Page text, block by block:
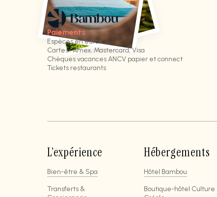
Paiements
Espèces en euros
Cartes : Amex, Mastercard, Visa
Chèques vacances ANCV papier et connect
Tickets restaurants
L’expérience
Bien-être & Spa
Transferts &
Hébergements
Hôtel Bambou
Boutique-hôtel Culture